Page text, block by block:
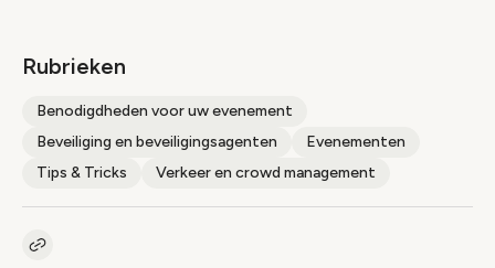
Rubrieken
Benodigdheden voor uw evenement
Beveiliging en beveiligingsagenten
Evenementen
Tips & Tricks
Verkeer en crowd management
Kopieer link naar artikel